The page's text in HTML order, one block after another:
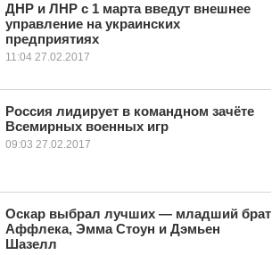
ДНР и ЛНР с 1 марта введут внешнее
управление на украинских
предприятиях
11:04 27.02.2017
Россия лидирует в командном зачёте
Всемирных военных игр
09:03 27.02.2017
Оскар выбрал лучших — младший брат
Аффлека, Эмма Стоун и Дэмьен
Шазелл